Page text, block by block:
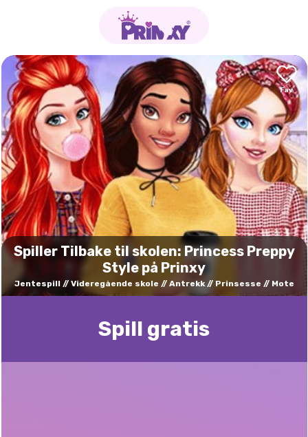
Spiller Tilbake til skolen: Princess Preppy
Style på Prinxy
Jentespill Videregående skole Antrekk Prinsesse Mote
Spill gratis